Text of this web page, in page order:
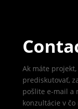
Ak máte
prediskutovať,
pošlite e-mail a
konzultácie v